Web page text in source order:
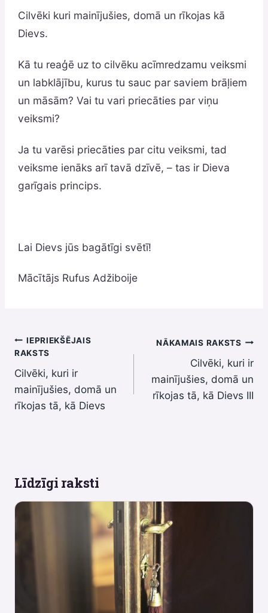
Cilvēki kuri mainījušies, domā un rīkojas kā
Dievs.
Kā tu reaģē uz to cilvēku acīmredzamu veiksmi
un labklājību, kurus tu sauc par saviem brāļiem
un māsām? Vai tu vari priecāties par viņu
veiksmi?
Ja tu varēsi priecāties par citu veiksmi, tad
veiksme ienāks arī tavā dzīvē, – tas ir Dieva
garīgais princips.
Lai Dievs jūs bagātīgi svētī!
Mācītājs Rufus Adžiboije
Ziņu
izvēlne
IEPRIEKŠĒJAIS
RAKSTS
Cilvēki, kuri ir
mainījušies, domā un
rīkojas tā, kā Dievs
NĀKAMAIS RAKSTS
Cilvēki, kuri ir
mainījušies, domā un
rīkojas tā, kā Dievs III
Līdzīgi raksti